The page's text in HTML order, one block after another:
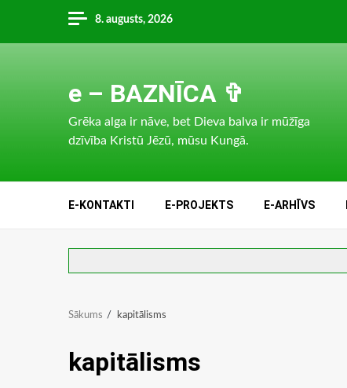
content
8. augusts, 2026
e – BAZNĪCA ✞
Grēka alga ir nāve, bet Dieva balva ir mūžīga
dzīvība Kristū Jēzū, mūsu Kungā.
E-KONTAKTI E-PROJEKTS E-ARHĪVS
Sākums kapitālisms
kapitālisms